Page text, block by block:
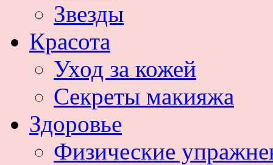
Звезды
Красота
Уход за кожей
Секреты макияжа
Здоровье
Физические